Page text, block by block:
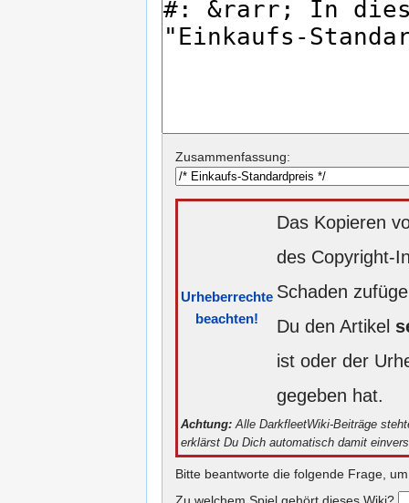
Zusammenfassung:
Urheberrechte
beachten!
Das Kopieren
des Copyright-
Schaden
Du den Artikel
ist oder der
gegeben hat.
Achtung: Alle DarkfleetWiki-Beiträge
erklärst Du Dich automatisch damit
Bitte beantworte die folgende Frage,